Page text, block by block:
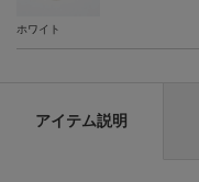
ホワイト
アイテム説明